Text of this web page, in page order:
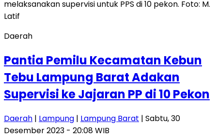
Daerah
Pantia Pemilu Kecamatan Kebun
Tebu Lampung Barat Adakan
Supervisi ke Jajaran PP di 10 Pekon
Daerah | Lampung | Lampung Barat | Sabtu, 30
Desember 2023 - 20:08 WIB